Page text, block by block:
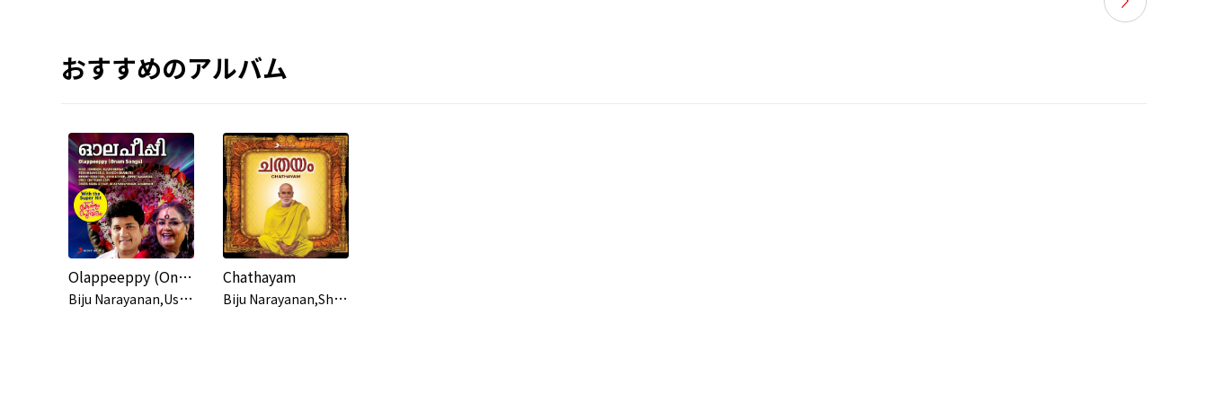
おすすめのアルバム
Olappeeppy (Onam Songs)
B
iju Narayanan,Usha Uthup,Shabnam
Chathayam
B
iju Narayanan,Shabnam